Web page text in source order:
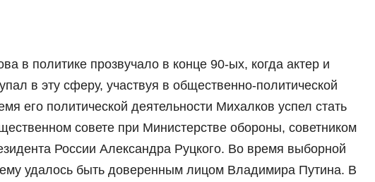
в политике прозвучало в конце 90-ых, когда актер и
в эту сферу, участвуя в общественно-политической
его политической деятельности Михалков успел стать
совете при Министерстве обороны, советником
России Александра Руцкого. Во время выборной
удалось быть доверенным лицом Владимира Путина. В